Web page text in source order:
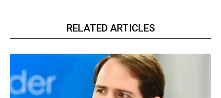
RELATED ARTICLES